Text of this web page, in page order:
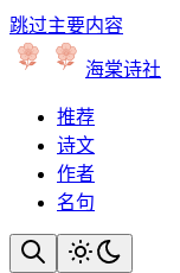
跳过主要内容
海棠诗社
推荐
诗文
作者
名句